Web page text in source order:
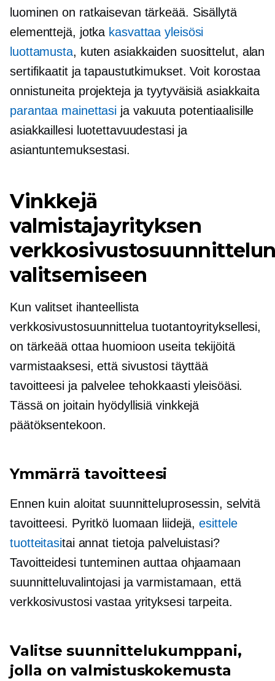
luominen on ratkaisevan tärkeää. Sisällytä
elementtejä, jotka kasvattaa yleisösi
luottamusta, kuten asiakkaiden suosittelut, alan
sertifikaatit ja tapaustutkimukset. Voit korostaa
onnistuneita projekteja ja tyytyväisiä asiakkaita
parantaa mainettasi ja vakuuta potentiaalisille
asiakkaillesi luotettavuudestasi ja
asiantuntemuksestasi.
Vinkkejä
valmistajayrityksen
valitsemiseen
Kun valitset ihanteellista
verkkosivustosuunnittelua tuotantoyrityksellesi,
on tärkeää ottaa huomioon useita tekijöitä
varmistaaksesi, että sivustosi täyttää
tavoitteesi ja palvelee tehokkaasti yleisöäsi.
Tässä on joitain hyödyllisiä vinkkejä
päätöksentekoon.
Ymmärrä tavoitteesi
Ennen kuin aloitat suunnitteluprosessin, selvitä
tavoitteesi. Pyritkö luomaan liidejä,esittele
tuotteitasitai annat tietoja palveluistasi?
Tavoitteidesi tunteminen auttaa ohjaamaan
suunnitteluvalintojasi ja varmistamaan, että
verkkosivustosi vastaa yrityksesi tarpeita.
Valitse suunnittelukumppani,
jolla on valmistuskokemusta